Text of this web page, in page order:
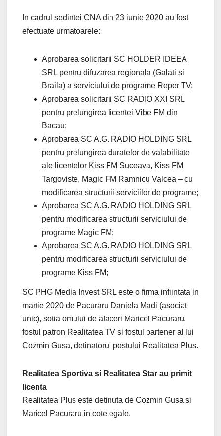
In cadrul sedintei CNA din 23 iunie 2020 au fost
efectuate urmatoarele:
Aprobarea solicitarii SC HOLDER IDEEA
SRL pentru difuzarea regionala (Galati si
Braila) a serviciului de programe Reper TV;
Aprobarea solicitarii SC RADIO XXI SRL
pentru prelungirea licentei Vibe FM din
Bacau;
Aprobarea SC A.G. RADIO HOLDING SRL
pentru prelungirea duratelor de valabilitate
ale licentelor Kiss FM Suceava, Kiss FM
Targoviste, Magic FM Ramnicu Valcea – cu
modificarea structurii serviciilor de programe;
Aprobarea SC A.G. RADIO HOLDING SRL
pentru modificarea structurii serviciului de
programe Magic FM;
Aprobarea SC A.G. RADIO HOLDING SRL
pentru modificarea structurii serviciului de
programe Kiss FM;
SC PHG Media Invest SRL este o firma infiintata in
martie 2020 de Pacuraru Daniela Madi (asociat
unic), sotia omului de afaceri Maricel Pacuraru,
fostul patron Realitatea TV si fostul partener al lui
Cozmin Gusa, detinatorul postului Realitatea Plus.
Realitatea Sportiva si Realitatea Star au primit
licenta
Realitatea Plus este detinuta de Cozmin Gusa si
Maricel Pacuraru in cote egale.